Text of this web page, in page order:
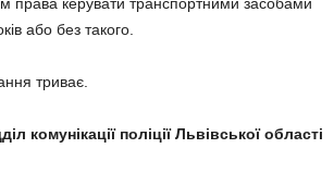
права керувати транспортними засобами
або без такого.
триває.
комунікації поліції Львівської області